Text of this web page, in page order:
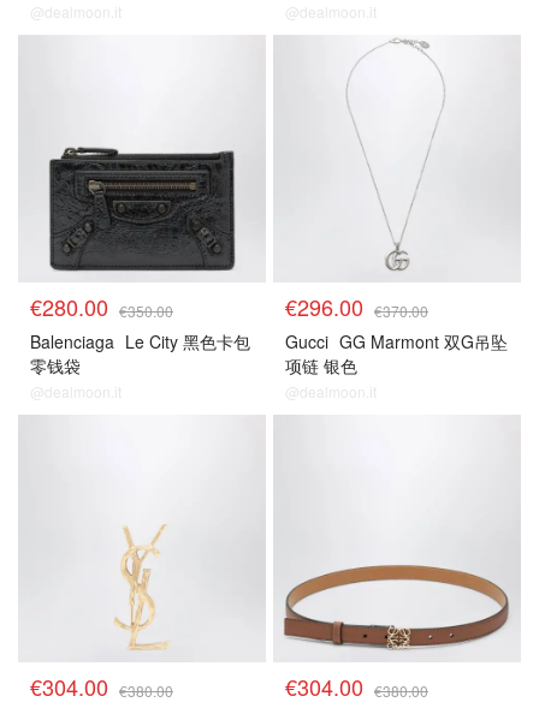
@dealmoon.it @dealmoon.it
€280.00 €350.00
Balenciaga Le City 黑色卡包
零钱袋
@dealmoon.it
€296.00 €370.00
Gucci GG Marmont 双G吊坠
项链 银色
@dealmoon.it
€304.00 €380.00 €304.00 €380.00